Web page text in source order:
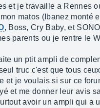
et je travaille a Rennes
matos (Ibanez monté
, Boss, Cry Baby, et
parents ou je rentre le
un ptit ampli de
truc c'est que tous
et je voulais si sur ce
et me donner leur avis
avoir un ampli qui a